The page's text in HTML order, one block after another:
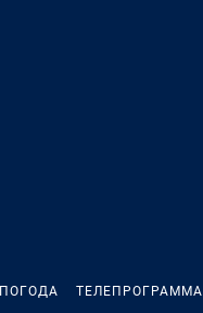
ПОГОДА ТЕЛЕПРОГРАММА